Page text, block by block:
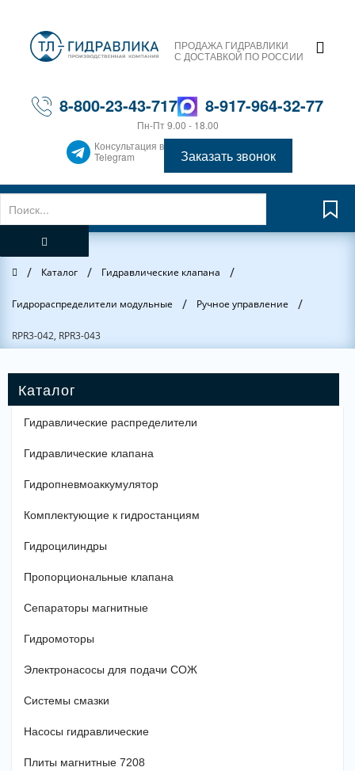
ПРОДАЖА ГИДРАВЛИКИ
С ДОСТАВКОЙ ПО РОССИИ
8-800-23-43-717 8-917-964-32-77
Пн-Пт 9.00 - 18.00
Консультация в
Telegram
Заказать звонок
Главная
/ Каталог / Гидравлические клапана /
Гидрораспределители модульные / Ручное управление /
RPR3-042, RPR3-043
Гидравлические распределители
Гидравлические клапана
Гидропневмоаккумулятор
Комплектующие к гидростанциям
Гидроцилиндры
Пропорциональные клапана
Сепараторы магнитные
Гидромоторы
Электронасосы для подачи СОЖ
Системы смазки
Насосы гидравлические
Плиты магнитные 7208